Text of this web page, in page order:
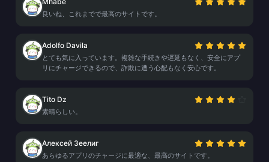
良いね、これまでで最高のサイトです。
Adolfo Davila
とても気に入っています。複雑な手続きや遅延もなく、安全にアプ
リにチャージできるので、詐欺に遭う心配もなく安心です。
Tito Dz
素晴らしい。
Алексей Зеелиг
あらゆるアプリのチャージに最適な、最高のサイトです。